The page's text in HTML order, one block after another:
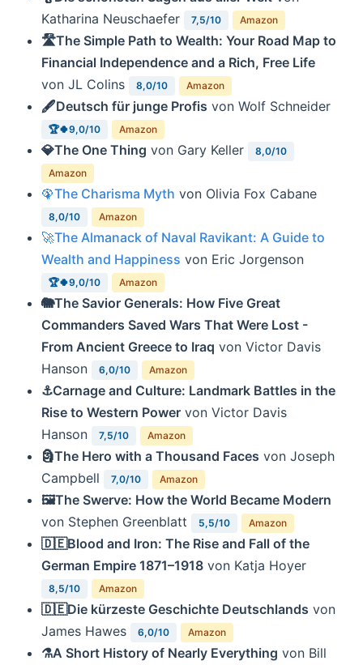
Katharina Neuschaefer
7,5/10 Amazon
🛣The Simple Path to Wealth: Your Road Map to
Financial Independence and a Rich, Free Life
von JL Colins
8,0/10 Amazon
🖋Deutsch für junge Profis von Wolf Schneider
🏆🍀9,0/10 Amazon
💎The One Thing von Gary Keller
8,0/10
Amazon
🦚The Charisma Myth von Olivia Fox Cabane
8,0/10 Amazon
🚀The Almanack of Naval Ravikant: A Guide to
Wealth and Happiness von Eric Jorgenson
🏆🍀9,0/10 Amazon
🐘The Savior Generals: How Five Great
Commanders Saved Wars That Were Lost -
From Ancient Greece to Iraq von Victor Davis
Hanson
6,0/10 Amazon
⚓️Carnage and Culture: Landmark Battles in the
Rise to Western Power von Victor Davis
Hanson
7,5/10 Amazon
🗿The Hero with a Thousand Faces von Joseph
Campbell
7,0/10 Amazon
🖼The Swerve: How the World Became Modern
von Stephen Greenblatt
5,5/10 Amazon
🇩🇪Blood and Iron: The Rise and Fall of the
German Empire 1871–1918 von Katja Hoyer
8,5/10 Amazon
🇩🇪Die kürzeste Geschichte Deutschlands von
James Hawes
6,0/10 Amazon
⚗️A Short History of Nearly Everything von Bill